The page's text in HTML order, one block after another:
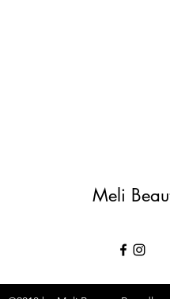
Meli